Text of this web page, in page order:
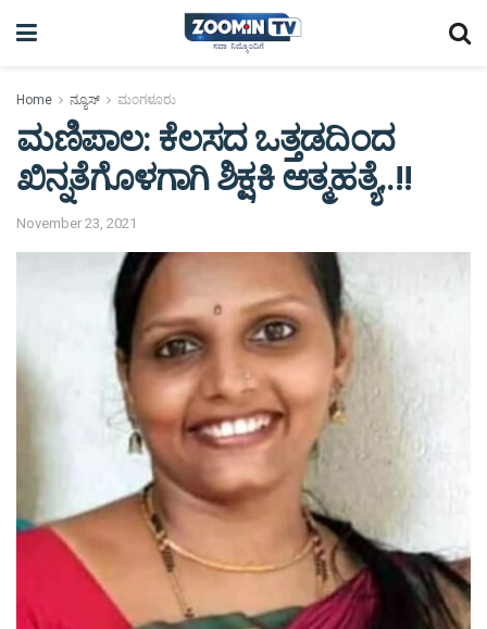
Home ನ್ಯೂಸ್ ಮಂಗಳೂರು
ಮಣಿಪಾಲ: ಕೆಲಸದ ಒತ್ತಡದಿಂದ
ಖಿನ್ನತೆಗೊಳಗಾಗಿ ಶಿಕ್ಷಕಿ ಆತ್ಮಹತ್ಯೆ..!!
November 23, 2021